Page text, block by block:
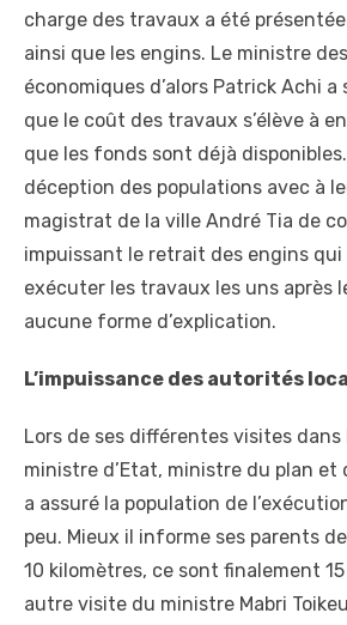
charge des travaux a été
ainsi que les engins. Le ministre
économiques d’alors Patrick Achi
que le coût des travaux s’élève à
que les fonds sont déjà
déception des populations avec à
magistrat de la ville André Tia de
impuissant le retrait des engins
exécuter les travaux les uns après
aucune forme d’explication.
L’impuissance des autorités
Lors de ses différentes visites dans
ministre d’Etat, ministre du plan et
a assuré la population de
peu. Mieux il informe ses parents
10 kilomètres, ce sont finalement
autre visite du ministre Mabri